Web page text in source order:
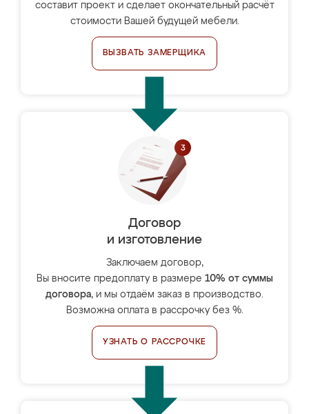
составит проект и сделает окончательный расчёт
стоимости Вашей будущей мебели.
ВЫЗВАТЬ ЗАМЕРЩИКА
Договор
и изготовление
Заключаем договор,
Вы вносите предоплату в размере 10% от суммы
договора, и мы отдаём заказ в производство.
Возможна оплата в рассрочку без %.
УЗНАТЬ О РАССРОЧКЕ